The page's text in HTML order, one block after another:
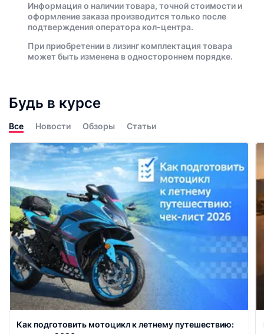
Информация о наличии товара, точной стоимости и
оформление заказа производится только после
подтверждения оператора кол-центра.
При приобретении в лизинг комплектация товара
может быть изменена в одностороннем порядке.
Будь в курсе
Все Новости Обзоры Статьи
Как подготовить мотоцикл к летнему путешествию: